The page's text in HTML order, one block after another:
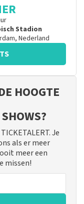
Stadion
, Nederland
HOOGTE
Je
als er meer
meer een
missen!